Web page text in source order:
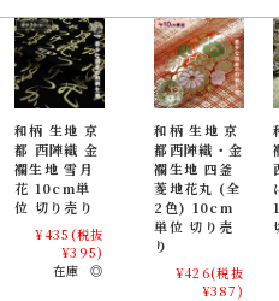
和柄 生地 京
都 西陣織 金
襴生地 雪月
花 10cm単
位 切り売り
¥435 (税抜
¥395)
在庫 ◎
和柄 生地 京
都西陣織・金
襴生地 四釜
菱地花丸 (全
2色) 10cm
単位 切り売
り
¥426(税抜
¥387)